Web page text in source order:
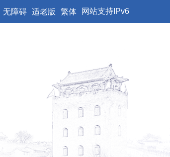
无障碍 适老版 繁体 网站支持IPv6